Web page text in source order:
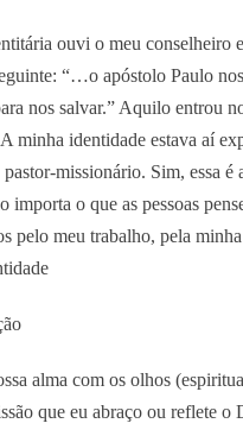
ouvi o meu
“…o apóstolo Paulo
nos salvar.” Aquilo entrou
minha identidade estava aí
missionário. Sim, essa
importa o que as pessoas
pelo meu trabalho, pela
alma com os olhos
que eu abraço ou reflete